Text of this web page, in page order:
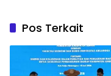
Pos Terkait